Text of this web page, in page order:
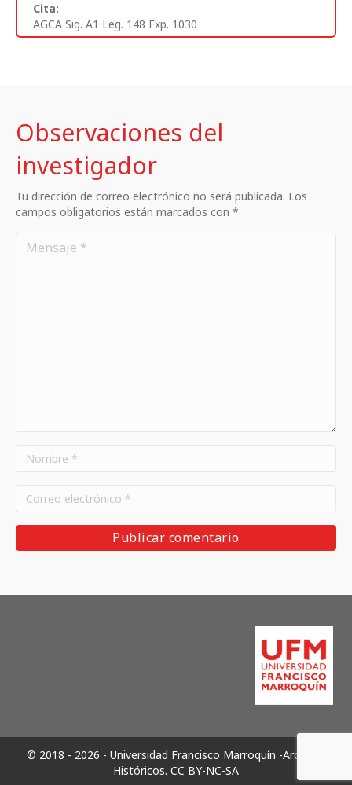
Cita:
AGCA Sig. A1 Leg. 148 Exp. 1030
Observaciones del
investigador
Tu dirección de correo electrónico no será publicada. Los
campos obligatorios están marcados con *
© 2018 - 2026 - Universidad Francisco Marroquín -Archivos
Históricos. CC BY-NC-SA